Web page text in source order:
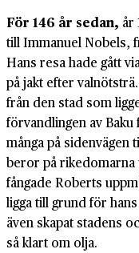
För 146 år sedan, år
till Immanuel Nobels,
Hans resa hade gått
på jakt efter
från den stad som
förvandlingen av
många på sidenvägen
beror på
fångade Roberts
ligga till grund för
även skapat stadens
så klart om olja.